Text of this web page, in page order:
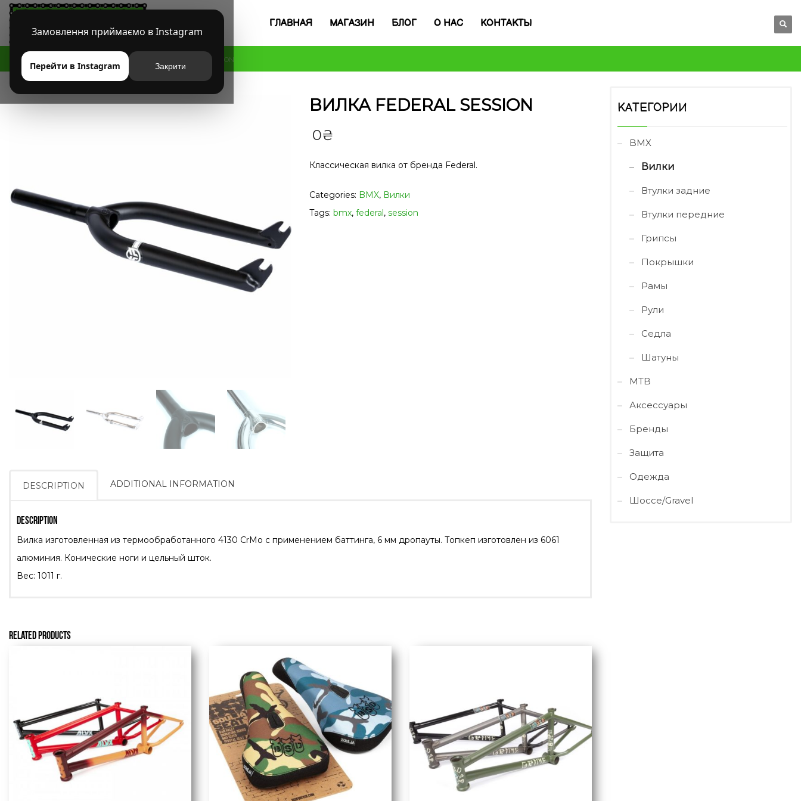
Замовлення приймаємо в Instagram
Перейти в Instagram Закрити
ГЛАВНАЯ МАГАЗИН БЛОГ О НАС КОНТАКТЫ
HOME ВИЛКИ ВИЛКА FEDERAL SESSION
ВИЛКА FEDERAL SESSION
0₴
Классическая вилка от бренда Federal.
Categories: BMX, Вилки
Tags: bmx, federal, session
DESCRIPTION ADDITIONAL INFORMATION
DESCRIPTION
Вилка изготовленная из термообработанного 4130 CrMo с применением баттинга, 6 мм дропауты. Топкеп изготовлен из 6061
алюминия. Конические ноги и цельный шток.
Вес: 1011 г.
RELATED PRODUCTS
КАТЕГОРИИ
BMX
Вилки
Втулки задние
Втулки передние
Грипсы
Покрышки
Рамы
Рули
Седла
Шатуны
MTB
Аксессуары
Бренды
Защита
Одежда
Шоссе/Gravel